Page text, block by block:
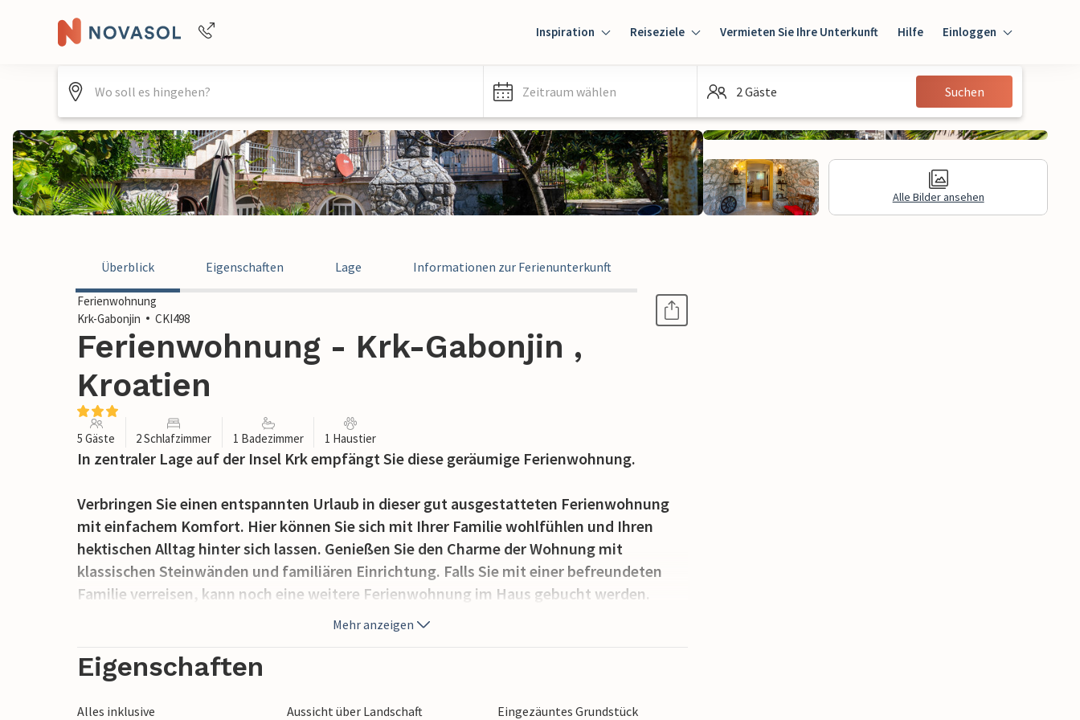
+4940688715475
Inspiration Reiseziele Vermieten Sie Ihre Unterkunft Hilfe Einloggen
Einloggen
Gast
Zeitraum wählen 2 Gäste Suchen
Alle Bilder ansehen
Überblick Eigenschaften Lage Informationen zur Ferienunterkunft
Ferienwohnung
Krk-Gabonjin
CKI498
Ferienwohnung - Krk-Gabonjin ,
Kroatien
5 Gäste 2 Schlafzimmer 1 Badezimmer 1 Haustier
In zentraler Lage auf der Insel Krk empfängt Sie diese geräumige Ferienwohnung.
Verbringen Sie einen entspannten Urlaub in dieser gut ausgestatteten Ferienwohnung
mit einfachem Komfort. Hier können Sie sich mit Ihrer Familie wohlfühlen und Ihren
hektischen Alltag hinter sich lassen. Genießen Sie den Charme der Wohnung mit
klassischen Steinwänden und familiären Einrichtung. Falls Sie mit einer befreundeten
Familie verreisen, kann noch eine weitere Ferienwohnung im Haus gebucht werden.
Genießen Sie auch den Gemeinschaftsgarten, der mit seinen Blüten, Bäumen und Palmen
eine kleine Oase bildet und Sie zum Sonnenbaden einlädt. Am Abend können Sie hier
auch grillen und mit den anderen Gästen des Hauses ins Gespräch kommen.
Mehr anzeigen
Eigenschaften
Alles inklusive Aussicht über Landschaft
Eingezäuntes Grundstück